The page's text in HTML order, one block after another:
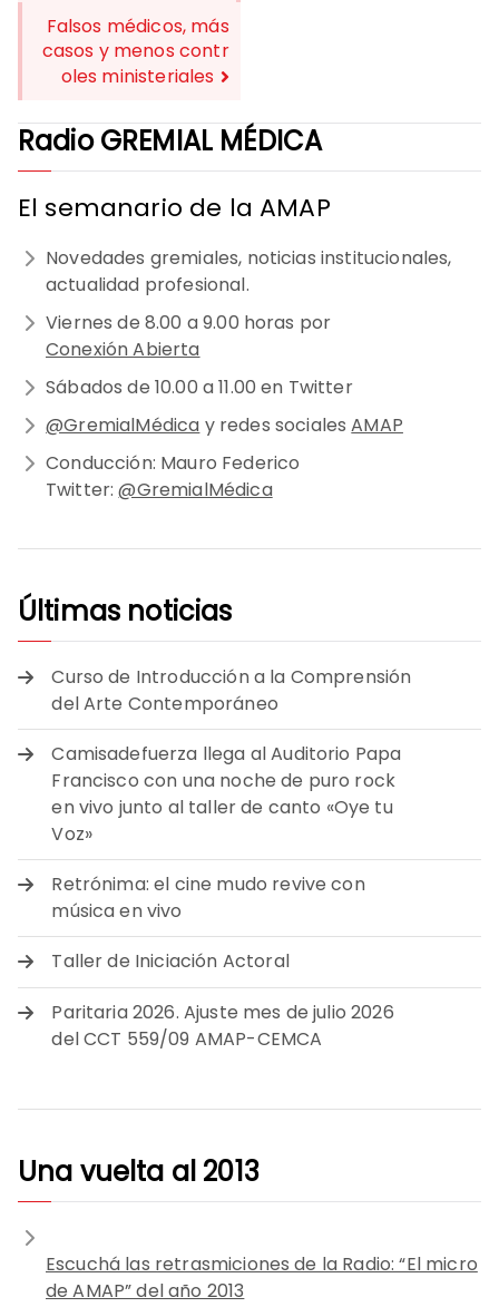
NAVEGACIÓN
DE
ENTRADAS
Falsos médicos, más
casos y menos contr
oles ministeriales
Radio GREMIAL MÉDICA
El semanario de la AMAP
Novedades gremiales, noticias institucionales,
actualidad profesional.
Viernes de 8.00 a 9.00 horas por
Conexión Abierta
Sábados de 10.00 a 11.00 en Twitter
@GremialMédica y redes socialesAMAP
Conducción: Mauro Federico
Twitter:@GremialMédica
Últimas noticias
Curso de Introducción a la Comprensión
del Arte Contemporáneo
Camisadefuerza llega al Auditorio Papa
Francisco con una noche de puro rock
en vivo junto al taller de canto «Oye tu
Voz»
Retrónima: el cine mudo revive con
música en vivo
Taller de Iniciación Actoral
Paritaria 2026. Ajuste mes de julio 2026
del CCT 559/09 AMAP-CEMCA
Una vuelta al 2013
Escuchá las retrasmiciones de la Radio: “El micro
de AMAP” del año 2013